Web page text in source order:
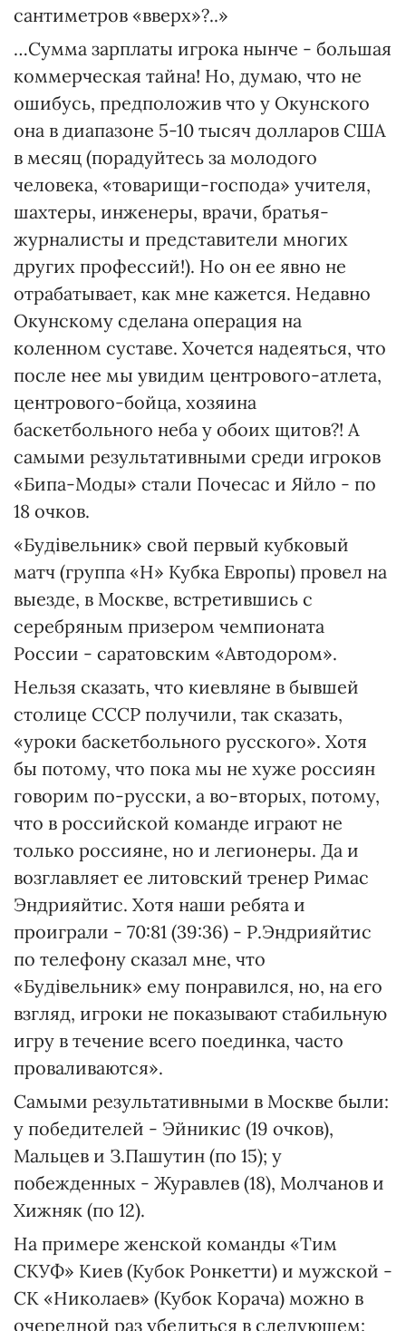
сантиметров «вверх»?..»
…Сумма зарплаты игрока нынче - большая
коммерческая тайна! Но, думаю, что не
ошибусь, предположив что у Окунского
она в диапазоне 5-10 тысяч долларов США
в месяц (порадуйтесь за молодого
человека, «товарищи-господа» учителя,
шахтеры, инженеры, врачи, братья-
журналисты и представители многих
других профессий!). Но он ее явно не
отрабатывает, как мне кажется. Недавно
Окунскому сделана операция на
коленном суставе. Хочется надеяться, что
после нее мы увидим центрового-атлета,
центрового-бойца, хозяина
баскетбольного неба у обоих щитов?! А
самыми результативными среди игроков
«Бипа-Моды» стали Почесас и Яйло - по
18 очков.
«Будівельник» свой первый кубковый
матч (группа «Н» Кубка Европы) провел на
выезде, в Москве, встретившись с
серебряным призером чемпионата
России - саратовским «Автодором».
Нельзя сказать, что киевляне в бывшей
столице СССР получили, так сказать,
«уроки баскетбольного русского». Хотя
бы потому, что пока мы не хуже россиян
говорим по-русски, а во-вторых, потому,
что в российской команде играют не
только россияне, но и легионеры. Да и
возглавляет ее литовский тренер Римас
Эндрияйтис. Хотя наши ребята и
проиграли - 70:81 (39:36) - Р.Эндрияйтис
по телефону сказал мне, что
«Будівельник» ему понравился, но, на его
взгляд, игроки не показывают стабильную
игру в течение всего поединка, часто
проваливаются».
Самыми результативными в Москве были:
у победителей - Эйникис (19 очков),
Мальцев и З.Пашутин (по 15); у
побежденных - Журавлев (18), Молчанов и
Хижняк (по 12).
На примере женской команды «Тим
СКУФ» Киев (Кубок Ронкетти) и мужской -
СК «Николаев» (Кубок Корача) можно в
очередной раз убедиться в следующем: